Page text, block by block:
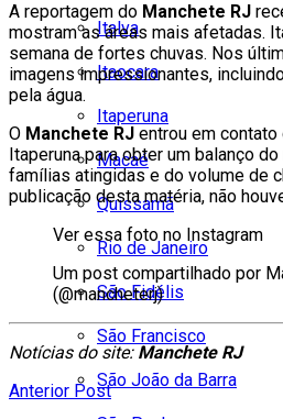
Italva
Itaocara
Itaperuna
Macaé
Quissamã
Rio de Janeiro
São Fidélis
São Francisco
São João da Barra
A reportagem do Manchete RJ
mostram as áreas mais afetadas.
semana de fortes chuvas. Nos
imagens impressionantes,
pela água.
O Manchete RJ entrou em
Itaperuna para obter um balanço
famílias atingidas e do volume de
publicação desta matéria, não
Ver essa foto no Instagram
Um post compartilhado por
(@mancheterj)
Notícias do site: Manchete RJ
Anterior Post